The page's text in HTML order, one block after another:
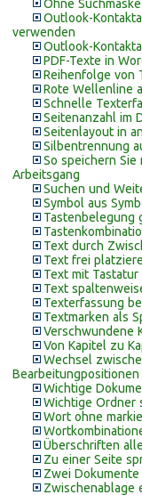
Ohne
Outlook-
verwenden
Outlook-
PDF-Texte in
Reihenfolge von
Rote Wellenline
Schnelle
Seitenanzahl im
Seitenlayout in
Silbentrennung
So speichern Sie
Arbeitsgang
Suchen und
Symbol aus
Tastenbelegung
Text durch
Text frei
Text mit Tastatur
Text
Texterfassung
Textmarken als
Verschwundene
Von Kapitel zu
Wechsel
Bearbeitungpositionen
Wichtige
Wichtige Ordner
Wort ohne
Überschriften
Zu einer Seite
Zwei
Zwischenablage